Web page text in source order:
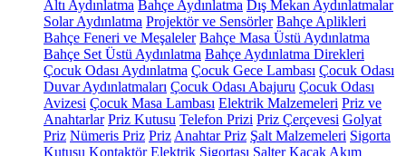
Altı Aydınlatma Bahçe Aydınlatma Dış Mekan Aydınlatmalar
Solar Aydınlatma Projektör ve Sensörler Bahçe Aplikleri
Bahçe Feneri ve Meşaleler Bahçe Masa Üstü Aydınlatma
Bahçe Set Üstü Aydınlatma Bahçe Aydınlatma Direkleri
Çocuk Odası Aydınlatma Çocuk Gece Lambası Çocuk Odası
Duvar Aydınlatmaları Çocuk Odası Abajuru Çocuk Odası
Avizesi Çocuk Masa Lambası Elektrik Malzemeleri Priz ve
Anahtarlar Priz Kutusu Telefon Prizi Priz Çerçevesi Golyat
Priz Nümeris Priz Priz Anahtar Priz Şalt Malzemeleri Sigorta
Kutusu Kontaktör Elektrik Sigortası Şalter Kaçak Akım